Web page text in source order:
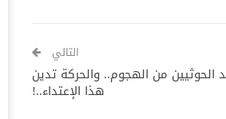
التالي
الحوثيين من الهجوم.. والحركة تدين
هذا الإعتداء..!